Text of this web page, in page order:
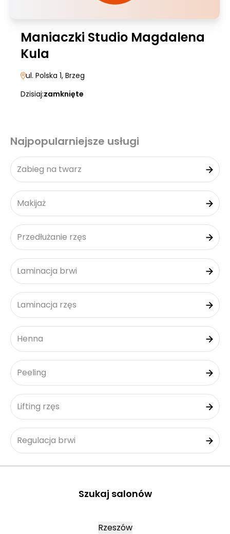
Maniaczki Studio Magdalena
Kula
ul. Polska 1, Brzeg
Dzisiaj:zamknięte
Najpopularniejsze usługi
Zabieg na twarz
Makijaż
Przedłużanie rzęs
Laminacja brwi
Laminacja rzęs
Henna
Peeling
Lifting rzęs
Regulacja brwi
Szukaj salonów
Rzeszów